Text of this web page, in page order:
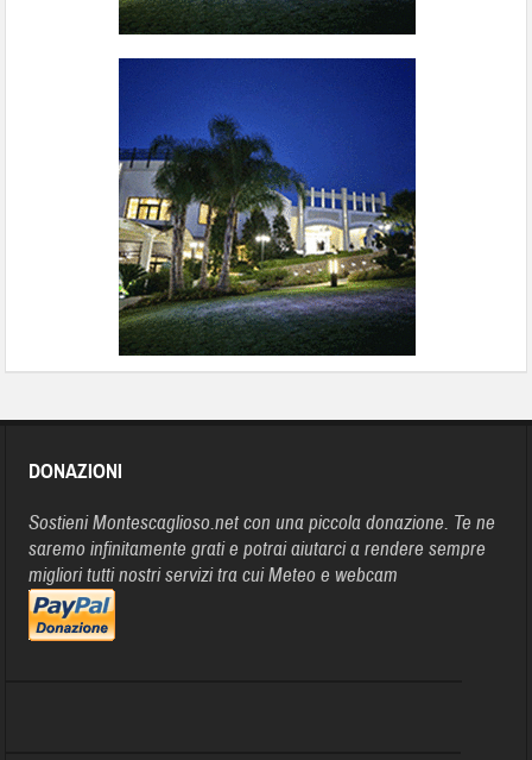
DONAZIONI
Sostieni Montescaglioso.net con una piccola donazione. Te ne
saremo infinitamente grati e potrai aiutarci a rendere sempre
migliori tutti nostri servizi tra cui Meteo e webcam